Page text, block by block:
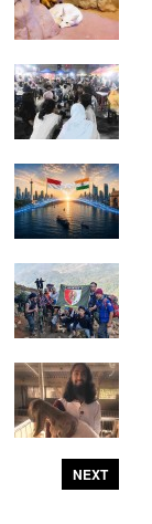
NEXT